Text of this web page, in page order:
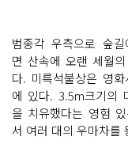
범종각 우측으로 숲
면 산속에 오랜 세월
다. 미륵석불상은 영
에 있다. 3.5m크기의
을 치유했다는 영험
서 여러 대의 우마차를